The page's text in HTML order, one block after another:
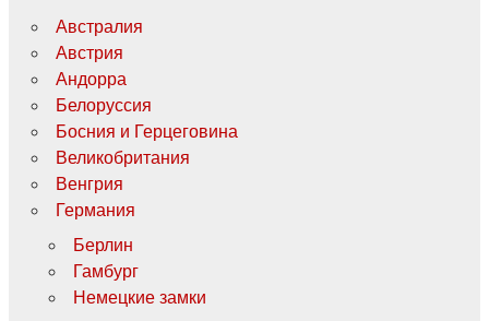
Австралия
Австрия
Андорра
Белоруссия
Босния и Герцеговина
Великобритания
Венгрия
Германия
Берлин
Гамбург
Немецкие замки